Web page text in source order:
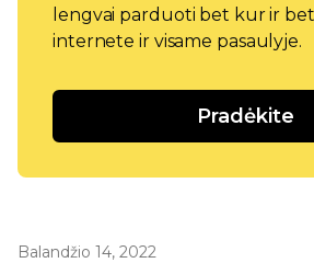
lengvai parduoti bet kur ir
internete ir visame pasaulyje.
Pradėkite
Balandžio 14, 2022